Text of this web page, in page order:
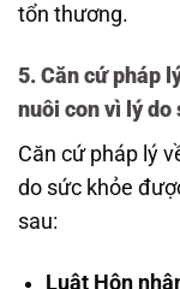
tổn thương.
5. Căn cứ pháp
nuôi con vì lý do
Căn cứ pháp lý
do sức khỏe
sau:
Luật Hôn